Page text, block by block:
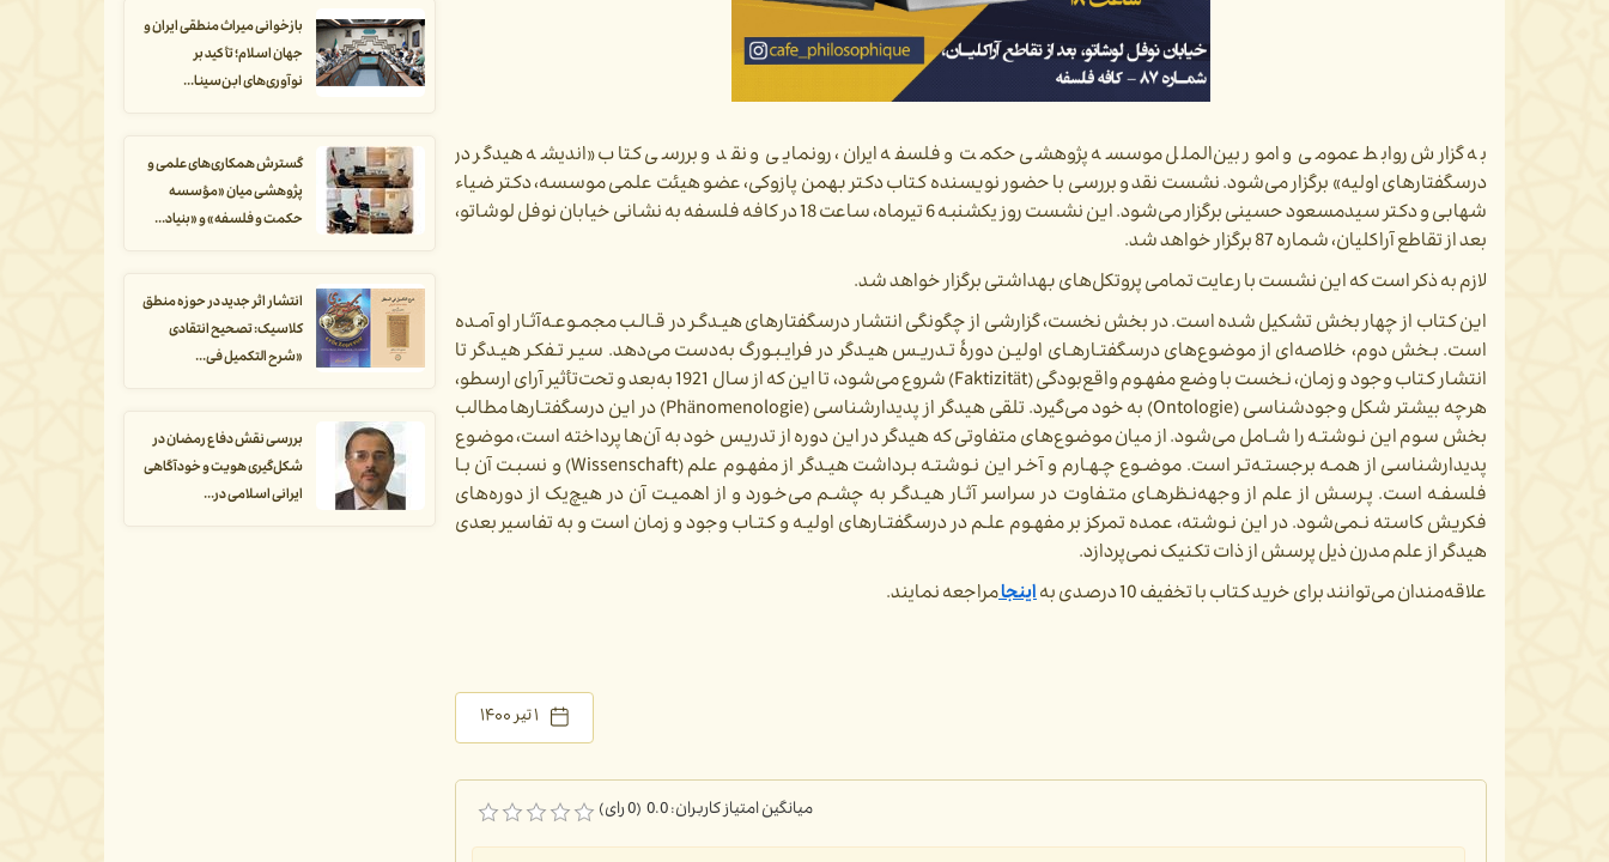
به گزارش روابط عمومی و امور بین‌الملل موسسه پژوهشی حکمت و فلسفه ایران، رونمایی و نقد و بررسی کتاب «اندیشه هیدگر در
درسگفتارهای اولیه» برگزار می‌شود. نشست نقد و بررسی با حضور نویسنده کتاب دکتر بهمن پازوکی، عضو هیئت علمی موسسه، دکتر ضیاء
شهابی و دکتر سیدمسعود حسینی برگزار می‌شود. این نشست روز یکشنبه 6 تیرماه، ساعت 18 در کافه فلسفه به نشانی خیابان نوفل لوشاتو،
بعد از تقاطع آراکلیان، شماره 87 برگزار خواهد شد.
لازم به ذکر است که این نشست با رعایت تمامی پروتکل‌های بهداشتی برگزار خواهد شد.
این کتاب از چهار بخش تشکیل شده است. در بخش نخست، گزارشی از چگونگی انتشار درسگفتارهای هیـدگـر در قـالـب مجمـوعـه‌آثـار او آمـده
است. بـخش دوم، خلاصه‌ای از موضوع‌‌های درسگفتـارهـای اولیـن دورۀ تـدریـس هیـدگر در فرایـبـورگ به‌دست می‌دهد. سیـر تـفکـر هیـدگر تا
انتشار کتاب وجود و زمان، نـخست با وضع مفهـوم واقع‌بودگی (Faktizität) شروع می‌شود، تا این که از سال 1921 به‌بعد و تحت‌تأثیر آرای ارسطو،
هرچه بیشتر شکل وجودشناسی (Ontologie) به خود می‌گیرد. تلقی هیدگر از پدیدارشناسی (Phänomenologie) در این درسگفتـارها مطالب
بخش سوم این نـوشتـه را شـامل می‌شود. از میان موضوع‌های متفاوتی که هیدگر در این دوره از تدریس خود به آن‌ها پرداخته است، موضوع
پدیدارشناسی از همـه برجستـه‌تـر است. موضـوع چـهـارم و آخـر این نـوشتـه بـرداشت هیـدگر از مفهـوم علم (Wissenschaft) و نسبـت آن بـا
فلسفـه است. پـرسش از علم از وجهه‌نـظرهـای متـفاوت در سراسر آثـار هیـدگـر به چشـم می‌خـورد و از اهمیـت آن در هیچ‌یک از دوره‌های
فکریش کاسته نـمی‌شود. در این نـوشته، عمده تمرکز بر مفهـوم علـم در درسگفتـارهای اولیـه و کتـاب وجود و زمان است و به تفاسیر بعدی
هیدگر از علم مدرن ذیل پرسش از ذات تکنیک نمی‌پردازد.
علاقه‌مندان می‌توانند برای خرید کتاب با تخفیف 10 درصدی به
اینجامراجعه نمایند.
۱ تیر ۱۴۰۰
میانگین امتیاز کاربران: 0.0 (0 رای)
بازخوانی میراث منطقی ایران و
جهان اسلام؛ تأکید بر
نوآوری‌های ابن‌سینا...
گسترش همکاری‌های علمی و
پژوهشی میان «مؤسسه
حکمت و فلسفه» و «بنیاد...
انتشار اثر جدید در حوزه منطق
کلاسیک: تصحیح انتقادی
«شرح التکمیل فی...
بررسی نقش دفاع رمضان در
شکل‌گیری هویت و خودآگاهی
ایرانی اسلامی در...